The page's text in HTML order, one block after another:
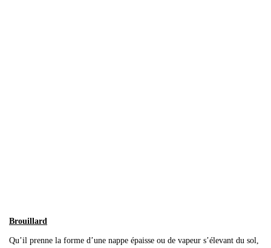
Brouillard
Qu’il prenne la forme d’une nappe épaisse ou de vapeur s’élevant du sol,